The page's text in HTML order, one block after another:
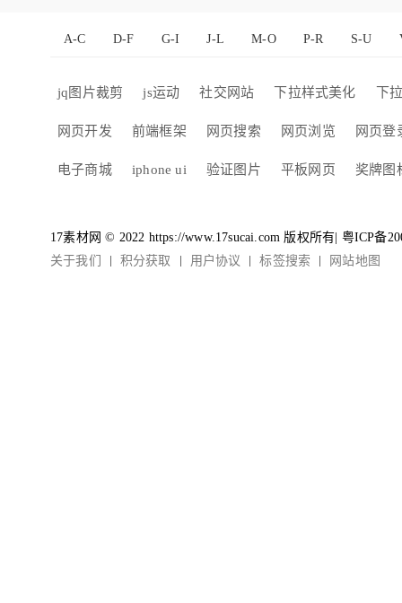
A-C D-F G-I J-L M-O P-R S-U
jq图片裁剪 js运动 社交网站 下拉样式美化 下
网页开发 前端框架 网页搜索 网页浏览 网页登
电子商城 iphone ui 验证图片 平板网页 奖牌图
17素材网 © 2022 https://www.17sucai.com 版权所有| 粤ICP备
关于我们
积分获取 用户协议 标签搜索 网站地图